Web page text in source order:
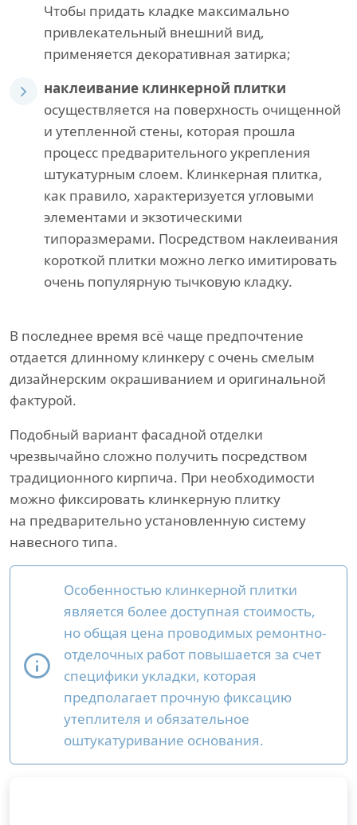
Чтобы придать кладке максимально
привлекательный внешний вид,
применяется декоративная затирка;
наклеивание клинкерной плитки
осуществляется на поверхность очищенной
и утепленной стены, которая прошла
процесс предварительного укрепления
штукатурным слоем. Клинкерная плитка,
как правило, характеризуется угловыми
элементами и экзотическими
типоразмерами. Посредством наклеивания
короткой плитки можно легко имитировать
очень популярную тычковую кладку.
В последнее время всё чаще предпочтение
отдается длинному клинкеру с очень смелым
дизайнерским окрашиванием и оригинальной
фактурой.
Подобный вариант фасадной отделки
чрезвычайно сложно получить посредством
традиционного кирпича. При необходимости
можно фиксировать клинкерную плитку
на предварительно установленную систему
навесного типа.
Особенностью клинкерной плитки
является более доступная стоимость,
но общая цена проводимых ремонтно-
отделочных работ повышается за счет
специфики укладки, которая
предполагает прочную фиксацию
утеплителя и обязательное
оштукатуривание основания.